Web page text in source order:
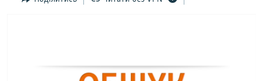
СПЕЦПРОЕКТИ